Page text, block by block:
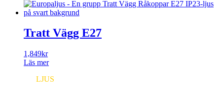
Tratt Vägg E27
1,849kr
Läs mer
LJUS